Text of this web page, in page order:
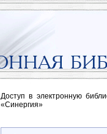
Доступ в электронную
«Синергия»